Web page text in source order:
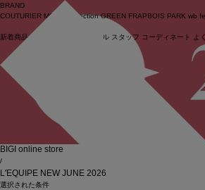
ログイン
BRAND
COUTURIER MOGA Collection GREEN FRAPBOIS PARK wb
新着商品 (ライブ) セール スタッフ コーディネート よ
BIGI online store
/
L'EQUIPE NEW JUNE 2026
選択された条件